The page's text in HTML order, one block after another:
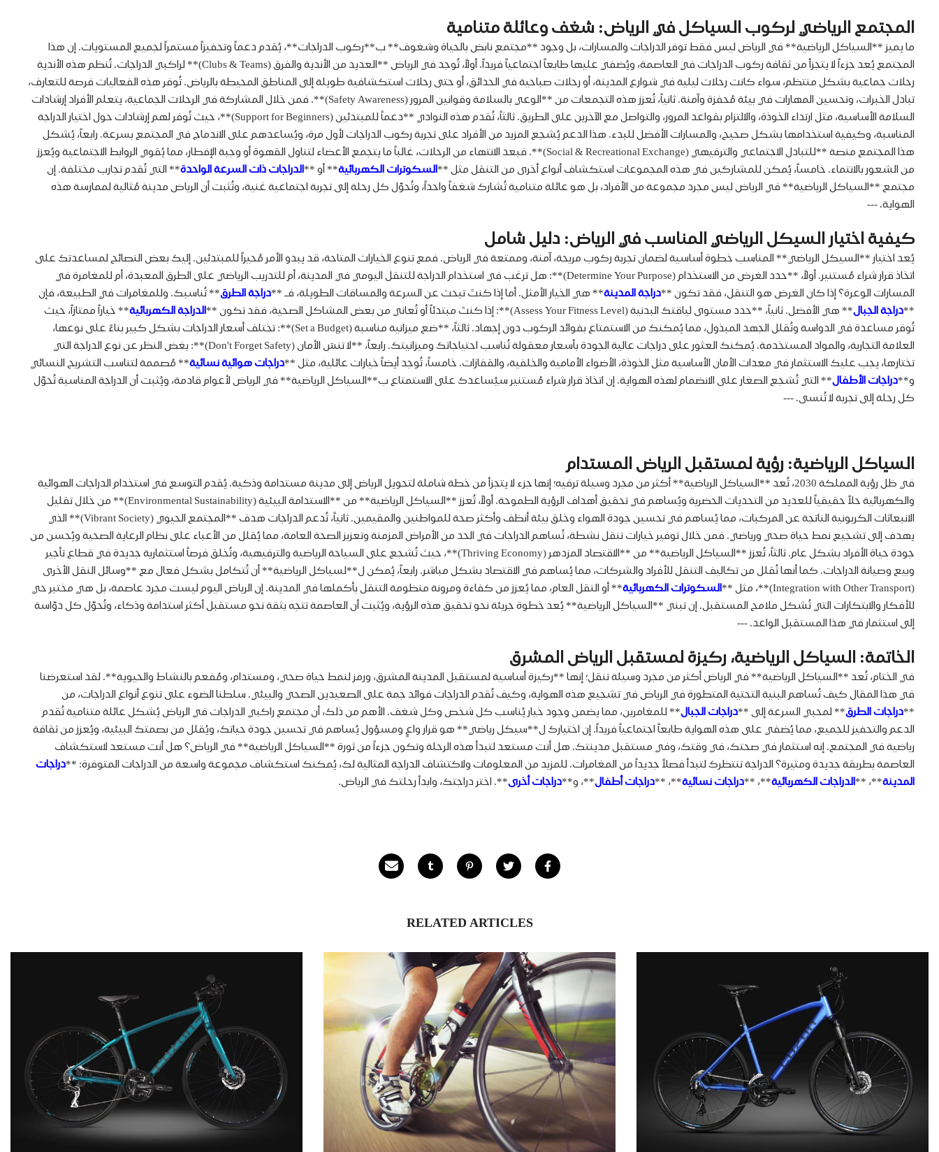
المجتمع الرياضي لركوب السياكل في الرياض: شغف وعائلة متنامية
ما يميز **السياكل الرياضية** في الرياض ليس فقط توفر الدراجات والمسارات، بل وجود **مجتمع نابض بالحياة وشغوف** ب**ركوب الدراجات**، يُقدم دعماً وتحفيزاً مستمراً لجميع المستويات. إن هذا
المجتمع يُعد جزءاً لا يتجزأ من ثقافة ركوب الدراجات في العاصمة، ويُضفي عليها طابعاً اجتماعياً فريداً. أولاً، تُوجد في الرياض **العديد من الأندية والفرق (Clubs & Teams)** لراكبي الدراجات. تُنظم هذه الأندية
رحلات جماعية بشكل منتظم، سواء كانت رحلات ليلية في شوارع المدينة، أو رحلات صباحية في الحدائق، أو حتى رحلات استكشافية طويلة إلى المناطق المحيطة بالرياض. تُوفر هذه الفعاليات فرصة للتعارف،
تبادل الخبرات، وتحسين المهارات في بيئة مُحفزة وآمنة. ثانياً، تُعزز هذه التجمعات من **الوعي بالسلامة وقوانين المرور (Safety Awareness)**. فمن خلال المشاركة في الرحلات الجماعية، يتعلم الأفراد إرشادات
السلامة الأساسية، مثل ارتداء الخوذة، والالتزام بقواعد المرور، والتواصل مع الآخرين على الطريق. ثالثاً، تُقدم هذه النوادي **دعماً للمبتدئين (Support for Beginners)**، حيث تُوفر لهم إرشادات حول اختيار الدراجة
المناسبة، وكيفية استخدامها بشكل صحيح، والمسارات الأفضل للبدء. هذا الدعم يُشجع المزيد من الأفراد على تجربة ركوب الدراجات لأول مرة، ويُساعدهم على الاندماج في المجتمع بسرعة. رابعاً، يُشكل
هذا المجتمع منصة **للتبادل الاجتماعي والترفيهي (Social & Recreational Exchange)**. فبعد الانتهاء من الرحلات، غالباً ما يتجمع الأعضاء لتناول القهوة أو وجبة الإفطار، مما يُقوي الروابط الاجتماعية ويُعزز
من الشعور بالانتماء. خامساً، يُمكن للمشاركين في هذه المجموعات استكشاف أنواع أخرى من التنقل مثل **السكوترات الكهربائية** أو **الدراجات ذات السرعة الواحدة** التي تُقدم تجارب مختلفة. إن
مجتمع **السياكل الرياضية** في الرياض ليس مجرد مجموعة من الأفراد، بل هو عائلة متنامية تُشارك شغفاً واحداً، وتُحوّل كل رحلة إلى تجربة اجتماعية غنية، وتُثبت أن الرياض مدينة مُثالية لممارسة هذه
الهواية. ---
كيفية اختيار السيكل الرياضي المناسب في الرياض: دليل شامل
يُعد اختيار **السيكل الرياضي** المناسب خطوة أساسية لضمان تجربة ركوب مريحة، آمنة، وممتعة في الرياض. فمع تنوع الخيارات المتاحة، قد يبدو الأمر مُحيراً للمبتدئين. إليك بعض النصائح لمساعدتك على
اتخاذ قرار شراء مُستنير. أولاً، **حدد الغرض من الاستخدام (Determine Your Purpose)**: هل ترغب في استخدام الدراجة للتنقل اليومي في المدينة، أم للتدريب الرياضي على الطرق المعبدة، أم للمغامرة في
المسارات الوعرة؟ إذا كان الغرض هو التنقل، فقد تكون **دراجة المدينة** هي الخيار الأمثل. أما إذا كنتَ تبحث عن السرعة والمسافات الطويلة، فـ **دراجة الطرق** تُناسبك. وللمغامرات في الطبيعة، فإن
**دراجة الجبال** هي الأفضل. ثانياً، **حدد مستوى لياقتك البدنية (Assess Your Fitness Level)**: إذا كنتَ مبتدئاً أو تُعاني من بعض المشاكل الصحية، فقد تكون ** الدراجة الكهربائية** خياراً ممتازاً، حيث
تُوفر مساعدة في الدواسة وتُقلل الجهد المبذول، مما يُمكنك من الاستمتاع بفوائد الركوب دون إجهاد. ثالثاً، **ضع ميزانية مناسبة (Set a Budget)**: تختلف أسعار الدراجات بشكل كبير بناءً على نوعها،
العلامة التجارية، والمواد المستخدمة. يُمكنك العثور على دراجات عالية الجودة بأسعار معقولة تُناسب احتياجاتك وميزانيتك. رابعاً، **لا تنسَ الأمان (Don't Forget Safety)**: بغض النظر عن نوع الدراجة التي
تختارها، يجب عليك الاستثمار في معدات الأمان الأساسية مثل الخوذة، الأضواء الأمامية والخلفية، والقفازات. خامساً، تُوجد أيضاً خيارات عائلية، مثل **دراجات هوائية نسائية** مُصممة لتناسب التشريح النسائي
و**دراجات الأطفال** التي تُشجع الصغار على الانضمام لهذه الهواية. إن اتخاذ قرار شراء مُستنير سيُساعدك على الاستمتاع ب**السياكل الرياضية** في الرياض لأعوام قادمة، ويُثبت أن الدراجة المناسبة تُحوّل
كل رحلة إلى تجربة لا تُنسى. ---
السياكل الرياضية: رؤية لمستقبل الرياض المستدام
في ظل رؤية المملكة 2030، تُعد **السياكل الرياضية** أكثر من مجرد وسيلة ترفيه؛ إنها جزء لا يتجزأ من خطة شاملة لتحويل الرياض إلى مدينة مستدامة وذكية. يُقدم التوسع في استخدام الدراجات الهوائية
والكهربائية حلاً حقيقياً للعديد من التحديات الحضرية ويُساهم في تحقيق أهداف الرؤية الطموحة. أولاً، تُعزز **السياكل الرياضية** من **الاستدامة البيئية (Environmental Sustainability)** من خلال تقليل
الانبعاثات الكربونية الناتجة عن المركبات، مما يُساهم في تحسين جودة الهواء وخلق بيئة أنظف وأكثر صحة للمواطنين والمقيمين. ثانياً، تُدعم الدراجات هدف **المجتمع الحيوي (Vibrant Society)** الذي
يهدف إلى تشجيع نمط حياة صحي ورياضي. فمن خلال توفير خيارات تنقل نشطة، تُساهم الدراجات في الحد من الأمراض المزمنة وتعزيز الصحة العامة، مما يُقلل من الأعباء على نظام الرعاية الصحية ويُحسن من
جودة حياة الأفراد بشكل عام. ثالثاً، تُعزز **السياكل الرياضية** من **الاقتصاد المزدهر (Thriving Economy)**، حيث تُشجع على السياحة الرياضية والترفيهية، وتُخلق فرصاً استثمارية جديدة في قطاع تأجير
وبيع وصيانة الدراجات. كما أنها تُقلل من تكاليف التنقل للأفراد والشركات، مما يُساهم في الاقتصاد بشكل مباشر. رابعاً، يُمكن ل**لسياكل الرياضية** أن تُتكامل بشكل فعال مع **وسائل النقل الأخرى
(Integration with Other Transport)**، مثل **
السكوترات الكهربائية** أو النقل العام، مما يُعزز من كفاءة ومرونة منظومة التنقل بأكملها في المدينة. إن الرياض اليوم ليست مجرد عاصمة، بل هي مختبر حي
للأفكار والابتكارات التي تُشكل ملامح المستقبل. إن تبني **السياكل الرياضية** يُعد خطوة جريئة نحو تحقيق هذه الرؤية، ويُثبت أن العاصمة تتجه بثقة نحو مستقبل أكثر استدامة وذكاء، وتُحوّل كل دوّاسة
إلى استثمار في هذا المستقبل الواعد. ---
الخاتمة: السياكل الرياضية، ركيزة لمستقبل الرياض المشرق
في الختام، تُعد **السياكل الرياضية** في الرياض أكثر من مجرد وسيلة تنقل؛ إنها **ركيزة أساسية لمستقبل المدينة المشرق، ورمز لنمط حياة صحي، ومستدام، ومُفعم بالنشاط والحيوية**. لقد استعرضنا
في هذا المقال كيف تُساهم البنية التحتية المتطورة في الرياض في تشجيع هذه الهواية، وكيف تُقدم الدراجات فوائد جمة على الصعيدين الصحي والبيئي. سلطنا الضوء على تنوع أنواع الدراجات، من
**دراجات الطرق** لمحبي السرعة إلى **دراجات الجبال** للمغامرين، مما يضمن وجود خيار يُناسب كل شخص وكل شغف. الأهم من ذلك، أن مجتمع راكبي الدراجات في الرياض يُشكل عائلة متنامية تُقدم
الدعم والتحفيز للجميع، مما يُضفي على هذه الهواية طابعاً اجتماعياً فريداً. إن اختيارك ل**سيكل رياضي** هو قرار واعٍ ومسؤول يُساهم في تحسين جودة حياتك، ويُقلل من بصمتك البيئية، ويُعزز من ثقافة
رياضية في المجتمع. إنه استثمار في صحتك، في وقتك، وفي مستقبل مدينتك. هل أنت مستعد لتبدأ هذه الرحلة وتكون جزءاً من ثورة **السياكل الرياضية** في الرياض؟ هل أنت مستعد لاستكشاف
العاصمة بطريقة جديدة ومثيرة؟ الدراجة تنتظرك لتبدأ فصلاً جديداً من المغامرات. للمزيد من المعلومات ولاكتشاف الدراجة المثالية لك، يُمكنك استكشاف مجموعة واسعة من الدراجات المتوفرة: **دراجات
المدينة**، **الدراجات الكهربائية**، **دراجات نسائية**، **دراجات أطفال**، و**دراجات أخرى**. اختر دراجتك، وابدأ رحلتك في الرياض.
RELATED ARTICLES